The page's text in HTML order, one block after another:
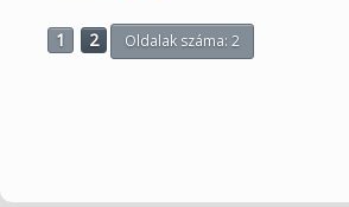
1 2 Oldalak száma: 2